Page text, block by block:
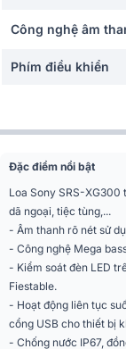
Công nghệ âm
Phím điều khiển
Tiện ích
Chống nước
Kết nối
Cổng kết nối
Đặc điểm nổi bật
Loa Sony SRS-
dã ngoại, tiệc tùng,...
- Âm thanh rõ nét sử
- Công nghệ Mega
- Kiểm soát đèn LED
Fiestable.
- Hoạt động liên tục
cổng USB cho thiết bị
- Chống nước IP67,